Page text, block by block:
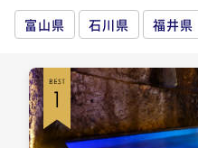
富山県 石川県 福井県